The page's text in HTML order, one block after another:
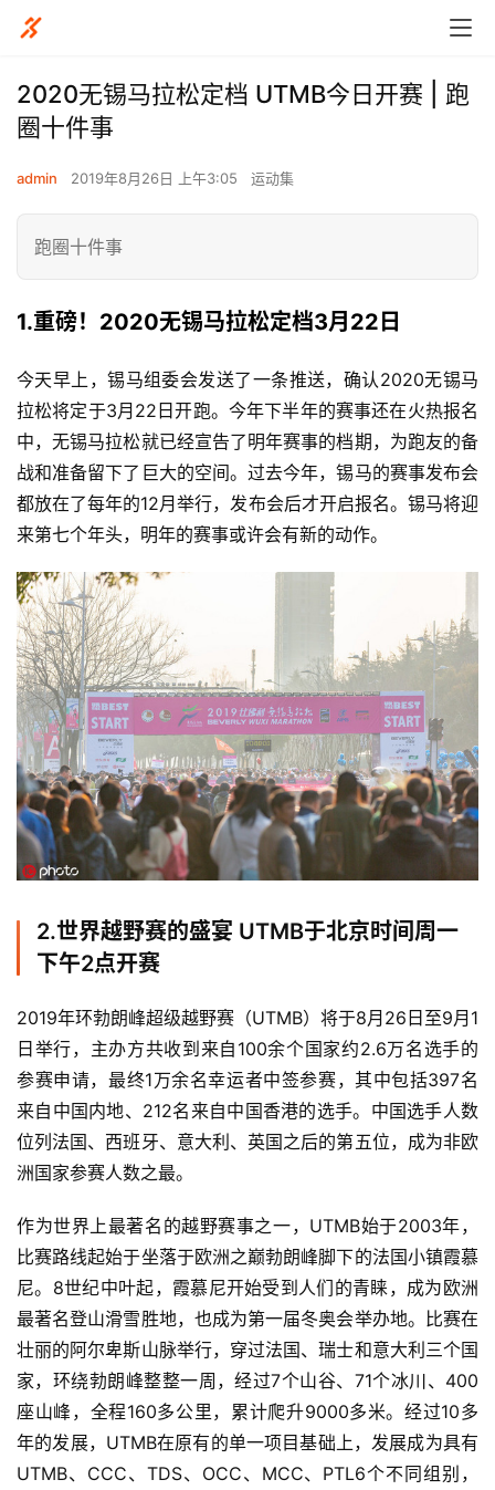
2020无锡马拉松定档 UTMB今日开赛 | 跑
圈十件事
admin 2019年8月26日 上午3:05 运动集
跑圈十件事
1.重磅！2020无锡马拉松定档3月22日
今天早上，锡马组委会发送了一条推送，确认2020无锡马
拉松将定于3月22日开跑。 今年下半年的赛事还在火热报名
中，无锡马拉松就已经宣告了明年赛事的档期，为跑友的备
战和准备留下了巨大的空间。过去今年，锡马的赛事发布会
都放在了每年的12月举行，发布会后才开启报名。锡马将迎
来第七个年头，明年的赛事或许会有新的动作。
2.世界越野赛的盛宴 UTMB于北京时间周一
下午2点开赛
2019年环勃朗峰超级越野赛（UTMB）将于8月26日至9月1
日举行，主办方共收到来自100余个国家约2.6万名选手的
参赛申请，最终1万余名幸运者中签参赛，其中包括397名
来自中国内地、212名来自中国香港的选手。中国选手人数
位列法国、西班牙、意大利、英国之后的第五位，成为非欧
洲国家参赛人数之最。
作为世界上最著名的越野赛事之一，UTMB始于2003年，
比赛路线起始于坐落于欧洲之巅勃朗峰脚下的法国小镇霞慕
尼。8世纪中叶起，霞慕尼开始受到人们的青睐，成为欧洲
最著名登山滑雪胜地，也成为第一届冬奥会举办地。比赛在
壮丽的阿尔卑斯山脉举行，穿过法国、瑞士和意大利三个国
家，环绕勃朗峰整整一周，经过7个山谷、71个冰川、400
座山峰，全程160多公里，累计爬升9000多米。经过10多
年的发展，UTMB在原有的单一项目基础上，发展成为具有
UTMB、CCC、TDS、OCC、MCC、PTL6个不同组别，